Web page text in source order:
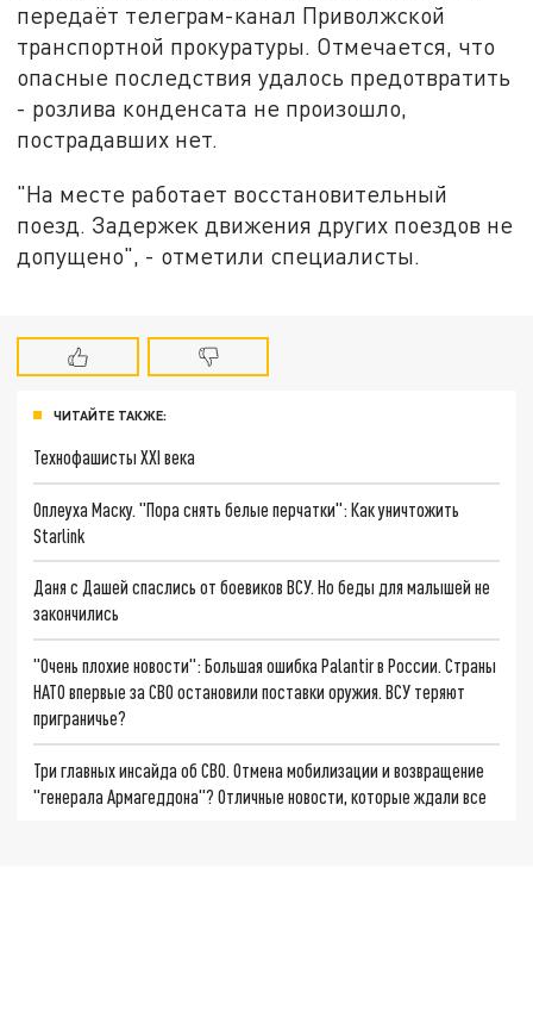
передаёт телеграм-канал Приволжской
транспортной прокуратуры. Отмечается, что
опасные последствия удалось предотвратить
- розлива конденсата не произошло,
пострадавших нет.
"На месте работает восстановительный
поезд. Задержек движения других поездов не
допущено", - отметили специалисты.
ЧИТАЙТЕ ТАКЖЕ:
Технофашисты XXI века
Оплеуха Маску. "Пора снять белые перчатки": Как уничтожить
Starlink
Даня с Дашей спаслись от боевиков ВСУ. Но беды для малышей не
закончились
"Очень плохие новости": Большая ошибка Palantir в России. Страны
НАТО впервые за СВО остановили поставки оружия. ВСУ теряют
приграничье?
Три главных инсайда об СВО. Отмена мобилизации и возвращение
"генерала Армагеддона"? Отличные новости, которые ждали все